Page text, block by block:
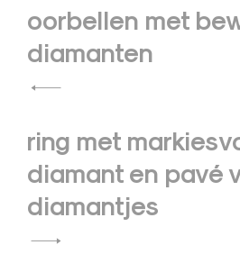
Bericht
navigatie
oorbellen met
diamanten
ring met
diamant en pavé
diamantjes